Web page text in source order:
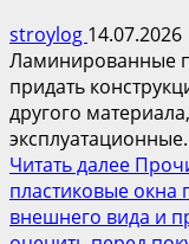
stroylog 14.07.2026
Ламинированные
придать
другого
Читать далее
пластиковые окна
внешнего вида и